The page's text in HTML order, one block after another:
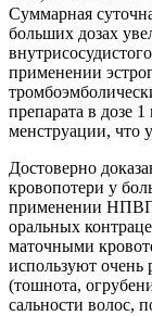
Суммарная
больших дозах
применении
препарата в дозе
менструации, что
Достоверно
кровопотери у
применении
оральных
маточными
используют очень
(тошнота,
сальности волос,